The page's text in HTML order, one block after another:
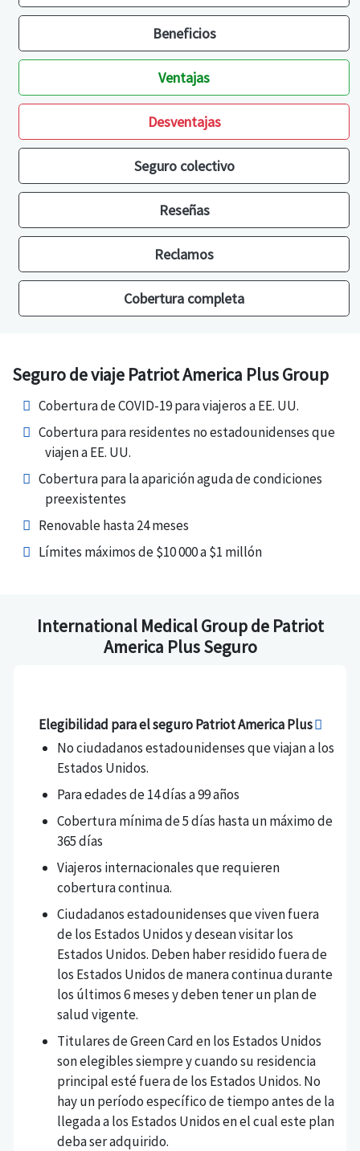
Beneficios
Ventajas
Desventajas
Seguro colectivo
Reseñas
Reclamos
Cobertura completa
Seguro de viaje Patriot America Plus Group
Cobertura de COVID-19 para viajeros a EE. UU.
Cobertura para residentes no estadounidenses que
viajen a EE. UU.
Cobertura para la aparición aguda de condiciones
preexistentes
Renovable hasta 24 meses
Límites máximos de $10 000 a $1 millón
International Medical Group de Patriot
America Plus Seguro
Elegibilidad para el seguro Patriot America Plus
No ciudadanos estadounidenses que viajan a los
Estados Unidos.
Para edades de 14 días a 99 años
Cobertura mínima de 5 días hasta un máximo de
365 días
Viajeros internacionales que requieren
cobertura continua.
Ciudadanos estadounidenses que viven fuera
de los Estados Unidos y desean visitar los
Estados Unidos. Deben haber residido fuera de
los Estados Unidos de manera continua durante
los últimos 6 meses y deben tener un plan de
salud vigente.
Titulares de Green Card en los Estados Unidos
son elegibles siempre y cuando su residencia
principal esté fuera de los Estados Unidos. No
hay un período específico de tiempo antes de la
llegada a los Estados Unidos en el cual este plan
deba ser adquirido.